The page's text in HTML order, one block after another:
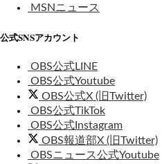
MSNニュース
公式SNSアカウント
OBS公式LINE
OBS公式Youtube
OBS公式X (旧Twitter)
OBS公式TikTok
OBS公式Instagram
OBS報道部X (旧Twitter)
OBSニュース公式Youtube